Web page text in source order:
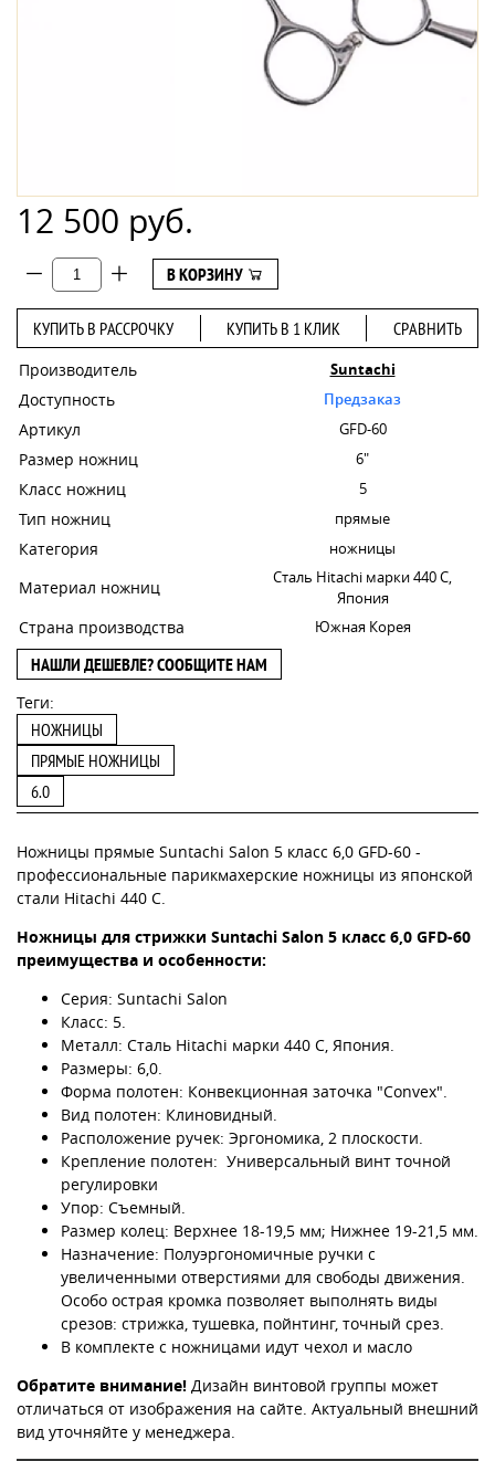
12 500 руб.
В КОРЗИНУ
КУПИТЬ В РАССРОЧКУ КУПИТЬ В 1 КЛИК СРАВНИТЬ
Производитель Suntachi
Доступность Предзаказ
Артикул GFD-60
Размер ножниц 6"
Класс ножниц 5
Тип ножниц прямые
Категория ножницы
Материал ножниц
Сталь Hitachi марки 440 С,
Япония
Страна производства Южная Корея
НАШЛИ ДЕШЕВЛЕ? СООБЩИТЕ НАМ
Теги:
НОЖНИЦЫ
ПРЯМЫЕ НОЖНИЦЫ
6.0
Ножницы прямые Suntachi Salon 5 класс 6,0 GFD-60 -
профессиональные парикмахерские ножницы из японской
стали Hitachi 440 C.
Ножницы для стрижки Suntachi Salon 5 класс 6,0 GFD-60
преимущества и особенности:
Серия: Suntachi Salon
Класс: 5.
Металл: Сталь Hitachi марки 440 C, Япония.
Размеры: 6,0.
Форма полотен: Конвекционная заточка "Convex".
Вид полотен: Клиновидный.
Расположение ручек: Эргономика, 2 плоскости.
Крепление полотен: Универсальный винт точной
регулировки
Упор: Съемный.
Размер колец: Верхнее 18-19,5 мм; Нижнее 19-21,5 мм.
Назначение: Полуэргономичные ручки с
увеличенными отверстиями для свободы движения.
Особо острая кромка позволяет выполнять виды
срезов: стрижка, тушевка, пойнтинг, точный срез.
В комплекте с ножницами идут чехол и масло
Обратите внимание! Дизайн винтовой группы может
отличаться от изображения на сайте. Актуальный внешний
вид уточняйте у менеджера.